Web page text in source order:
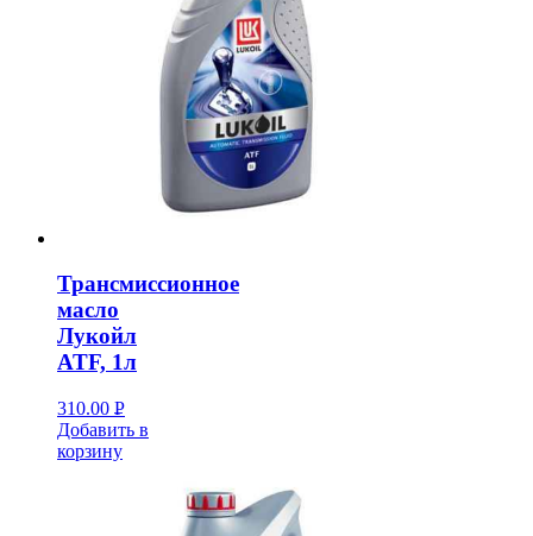
Трансмиссионное
масло
Лукойл
ATF, 1л
310.00 Р
УБ.
Добавить в
корзину